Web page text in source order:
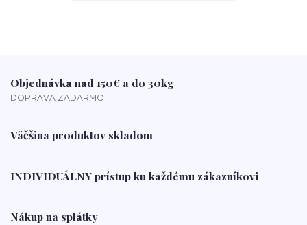
Objednávka nad 150€ a do 30kg
DOPRAVA ZADARMO
Väčšina produktov skladom
INDIVIDUÁLNY prístup ku každému zákazníkovi
Nákup na splátky